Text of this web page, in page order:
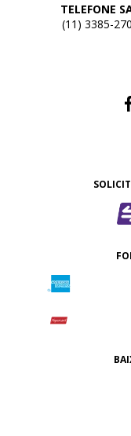
TELEFONE
(11) 3385-